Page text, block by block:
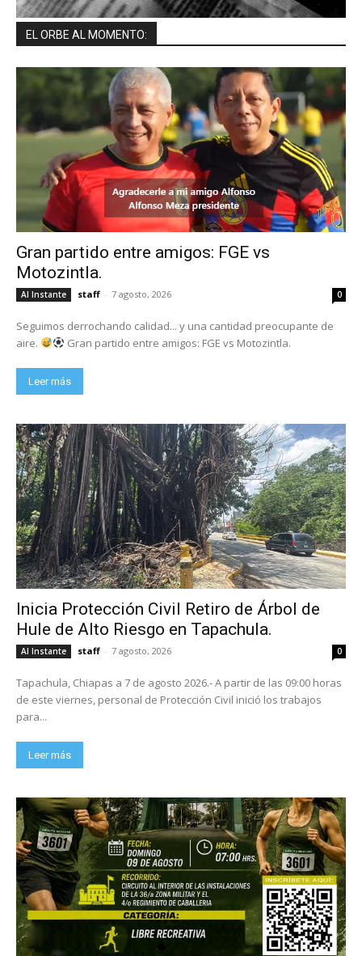
EL ORBE AL MOMENTO:
Gran partido entre amigos: FGE vs
Motozintla.
Al Instante staff - 7 agosto, 2026 0
Seguimos derrochando calidad... y una cantidad preocupante de
aire.
Gran partido entre amigos: FGE vs Motozintla.
Leer más
Inicia Protección Civil Retiro de Árbol de
Hule de Alto Riesgo en Tapachula.
Al Instante staff - 7 agosto, 2026 0
Tapachula, Chiapas a 7 de agosto 2026.- A partir de las 09:00 horas
de este viernes, personal de Protección Civil inició los trabajos
para...
Leer más